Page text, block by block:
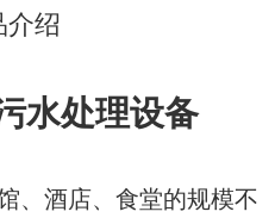
介绍
水处理设备
、酒店、食堂的规模不